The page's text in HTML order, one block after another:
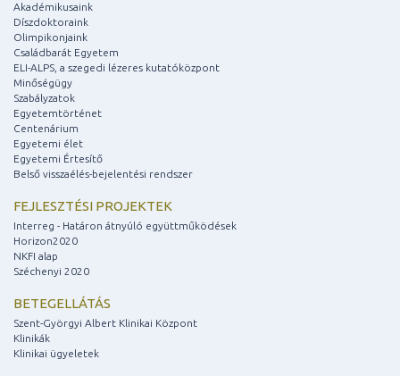
Akadémikusaink
Díszdoktoraink
Olimpikonjaink
Családbarát Egyetem
ELI-ALPS, a szegedi lézeres kutatóközpont
Minőségügy
Szabályzatok
Egyetemtörténet
Centenárium
Egyetemi élet
Egyetemi Értesítő
Belső visszaélés-bejelentési rendszer
FEJLESZTÉSI PROJEKTEK
Interreg - Határon átnyúló együttműködések
Horizon2020
NKFI alap
Széchenyi 2020
BETEGELLÁTÁS
Szent-Györgyi Albert Klinikai Központ
Klinikák
Klinikai ügyeletek